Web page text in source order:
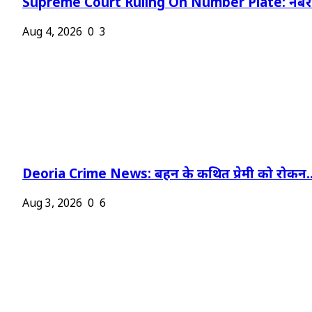
Supreme Court Ruling On Number Plate:
Aug 4, 2026 0 3
Deoria Crime News: बहन के कथित प्रेमी को
Aug 3, 2026 0 6